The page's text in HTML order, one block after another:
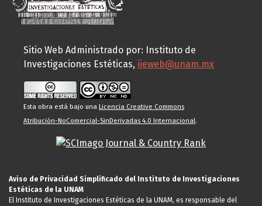
Sitio Web Administrado por: Instituto de
Investigaciones Estéticas, iieweb@unam.mx
Esta obra está bajo una Licencia Creative Commons
Atribución-NoComercial-SinDerivadas 4.0 Internacional.
Aviso de Privacidad Simplificado del Instituto de Investigaciones
Estéticas de la UNAM
El Instituto de Investigaciones Estéticas de la UNAM, es responsable del